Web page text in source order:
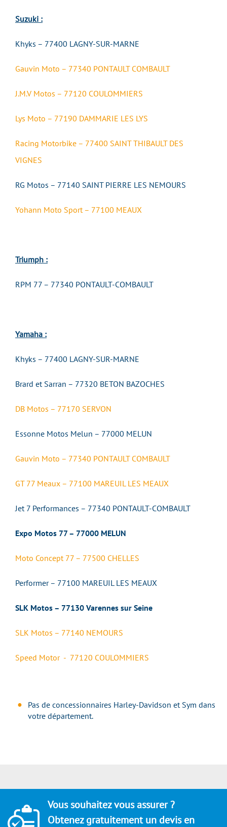
Suzuki :
Khyks – 77400 LAGNY-SUR-MARNE
Gauvin Moto – 77340 PONTAULT COMBAULT
J.M.V Motos – 77120 COULOMMIERS
Lys Moto – 77190 DAMMARIE LES LYS
Racing Motorbike – 77400 SAINT THIBAULT DES
VIGNES
RG Motos – 77140 SAINT PIERRE LES NEMOURS
Yohann Moto Sport – 77100 MEAUX
Triumph :
RPM 77 – 77340 PONTAULT-COMBAULT
Yamaha :
Khyks – 77400 LAGNY-SUR-MARNE
Brard et Sarran – 77320 BETON BAZOCHES
DB Motos – 77170 SERVON
Essonne Motos Melun – 77000 MELUN
Gauvin Moto – 77340 PONTAULT COMBAULT
GT 77 Meaux – 77100 MAREUIL LES MEAUX
Jet 7 Performances – 77340 PONTAULT-COMBAULT
Expo Motos 77 – 77000 MELUN
Moto Concept 77 – 77500 CHELLES
Performer – 77100 MAREUIL LES MEAUX
SLK Motos – 77130 Varennes sur Seine
SLK Motos – 77140 NEMOURS
Speed Motor - 77120 COULOMMIERS
Pas de concessionnaires Harley-Davidson et Sym dans
votre département.
Vous souhaitez vous assurer ?
Obtenez gratuitement un devis en